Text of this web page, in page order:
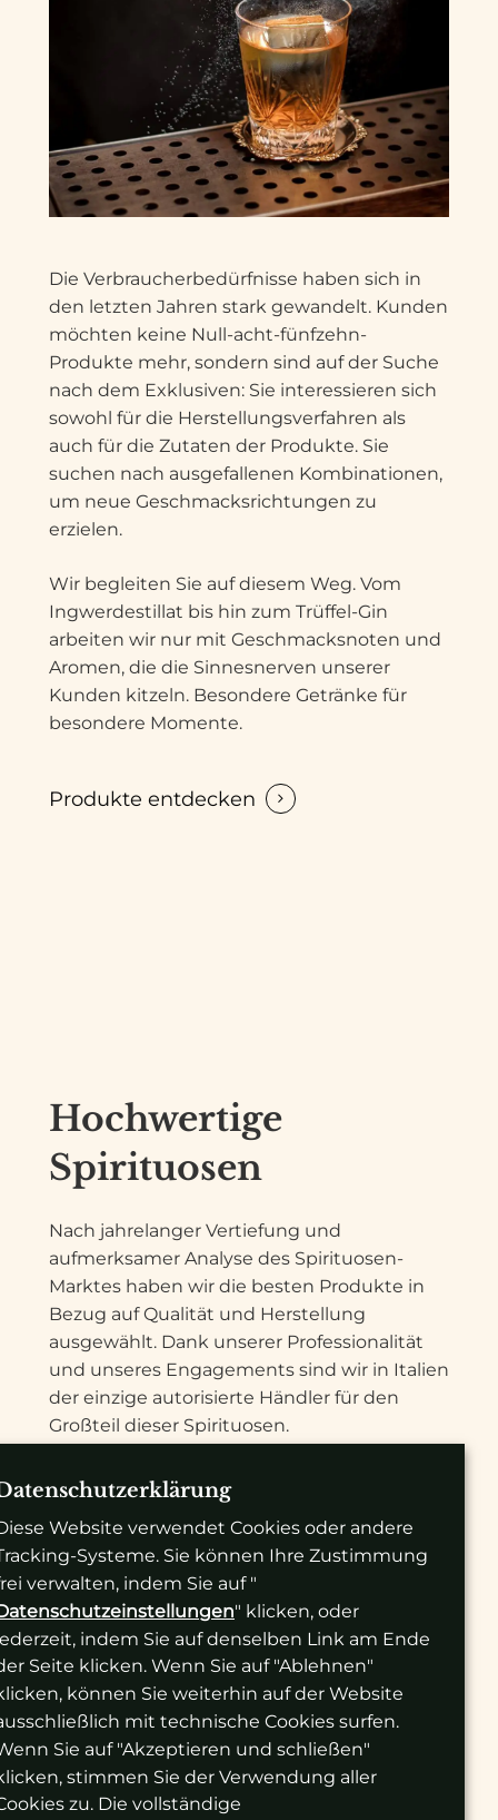
Die Verbraucherbedürfnisse haben sich in
den letzten Jahren stark gewandelt. Kunden
möchten keine Null-acht-fünfzehn-
Produkte mehr, sondern sind auf der Suche
nach dem Exklusiven: Sie interessieren sich
sowohl für die Herstellungsverfahren als
auch für die Zutaten der Produkte. Sie
suchen nach ausgefallenen Kombinationen,
um neue Geschmacksrichtungen zu
erzielen.
Wir begleiten Sie auf diesem Weg. Vom
Ingwerdestillat bis hin zum Trüffel-Gin
arbeiten wir nur mit Geschmacksnoten und
Aromen, die die Sinnesnerven unserer
Kunden kitzeln. Besondere Getränke für
besondere Momente.
Produkte entdecken
Hochwertige
Spirituosen
Nach jahrelanger Vertiefung und
aufmerksamer Analyse des Spirituosen-
Marktes haben wir die besten Produkte in
Bezug auf Qualität und Herstellung
ausgewählt. Dank unserer Professionalität
und unseres Engagements sind wir in Italien
der einzige autorisierte Händler für den
Großteil dieser Spirituosen.
Unsere Referenzklientel sind vor allem
Luxushotels, Weinbars und Bars/Restaurants
ab einem gewissem Niveau. Einrichtungen,
in denen die Zufriedenheit des Kunden im
Mittelpunkt steht. Unternehmen, die genau
wissen, was sie erreichen möchten und den
Markt bestens kennen.
Website verwendet Cookies oder andere
Systeme. Sie können Ihre Zustimmung
verwalten, indem Sie auf "
" klicken, oder
indem Sie auf denselben Link am Ende
Seite klicken. Wenn Sie auf "Ablehnen"
können Sie weiterhin auf der Website
mit technische Cookies surfen.
Sie auf "Akzeptieren und schließen"
stimmen Sie der Verwendung aller
zu. Die vollständige